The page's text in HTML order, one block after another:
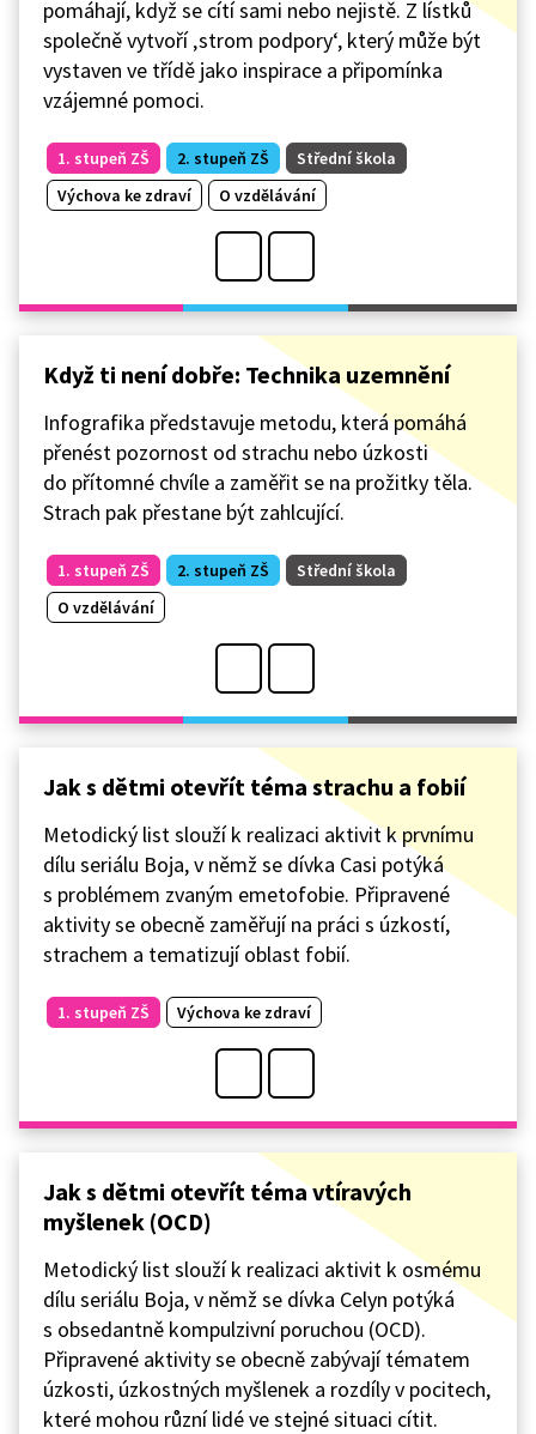
pomáhají, když se cítí sami nebo nejistě. Z lístků
společně vytvoří ‚strom podpory‘, který může být
vystaven ve třídě jako inspirace a připomínka
vzájemné pomoci.
1. stupeň ZŠ 2. stupeň ZŠ
Střední škola
Výchova ke zdraví
O vzdělávání
Když ti není dobře: Technika uzemnění
Infografika představuje metodu, která pomáhá
přenést pozornost od strachu nebo úzkosti
do přítomné chvíle a zaměřit se na prožitky těla.
Strach pak přestane být zahlcující.
1. stupeň ZŠ 2. stupeň ZŠ
Střední škola
O vzdělávání
Jak s dětmi otevřít téma strachu a fobií
Metodický list slouží k realizaci aktivit k prvnímu
dílu seriálu Boja, v němž se dívka Casi potýká
s problémem zvaným emetofobie. Připravené
aktivity se obecně zaměřují na práci s úzkostí,
strachem a tematizují oblast fobií.
1. stupeň ZŠ Výchova ke zdraví
Jak s dětmi otevřít téma vtíravých
myšlenek (OCD)
Metodický list slouží k realizaci aktivit k osmému
dílu seriálu Boja, v němž se dívka Celyn potýká
s obsedantně kompulzivní poruchou (OCD).
Připravené aktivity se obecně zabývají tématem
úzkosti, úzkostných myšlenek a rozdíly v pocitech,
které mohou různí lidé ve stejné situaci cítit.